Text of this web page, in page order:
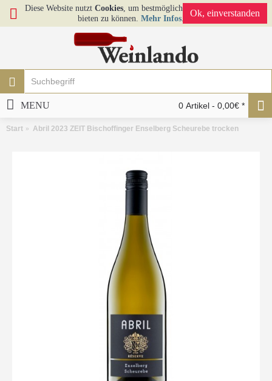
Diese Website nutzt Cookies, um bestmögliche Funktionalität
bieten zu können. Mehr Infos.
Ok, einverstanden
0 Artikel - 0,00€ *
MENU
Start Abril 2023 ZEIT Bischoffinger Enselberg Scheurebe trocken